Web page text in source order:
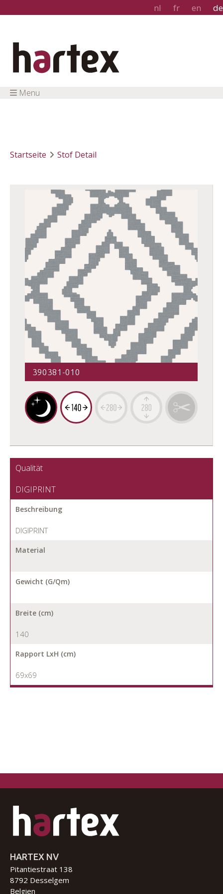
nl fr en de
Menu
Startseite Stof Detail
390381-010
Qualität
DIGIPRINT
Beschreibung
DIGIPRINT
Material
Gewicht (G/Qm)
Breite (cm)
140
Rapport LxH (cm)
69x69
HARTEX NV
Pitantiestraat 138
8792 Desselgem
Belgien